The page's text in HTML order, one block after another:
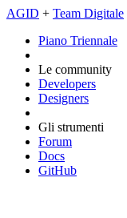
AGID + Team Digitale
Piano Triennale
Le community
Developers
Designers
Gli strumenti
Forum
Docs
GitHub